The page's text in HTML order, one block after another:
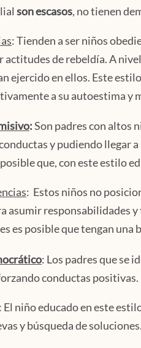
son escasos, no tienen
: Tienden a ser niños
actitudes de rebeldía. A
ejercido en ellos. Este
a su autoestima
:Son padres con altos
y pudiendo llegar
que, con este estilo
: Estos niños no
asumir responsabilidades
es posible que tengan
: Los padres que se
conductas
: El niño educado en este
y búsqueda de